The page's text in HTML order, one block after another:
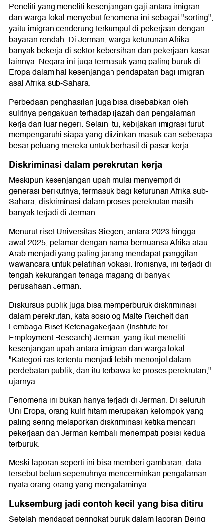
Peneliti yang meneliti kesenjangan gaji antara imigran
dan warga lokal menyebut fenomena ini sebagai "sorting",
yaitu imigran cenderung terkumpul di pekerjaan dengan
bayaran rendah. Di Jerman, warga keturunan Afrika
banyak bekerja di sektor kebersihan dan pekerjaan kasar
lainnya. Negara ini juga termasuk yang paling buruk di
Eropa dalam hal kesenjangan pendapatan bagi imigran
asal Afrika sub-Sahara.
Perbedaan penghasilan juga bisa disebabkan oleh
sulitnya pengakuan terhadap ijazah dan pengalaman
kerja dari luar negeri. Selain itu, kebijakan imigrasi turut
mempengaruhi siapa yang diizinkan masuk dan seberapa
besar peluang mereka untuk berhasil di pasar kerja.
Diskriminasi dalam perekrutan kerja
Meskipun kesenjangan upah mulai menyempit di
generasi berikutnya, termasuk bagi keturunan Afrika sub-
Sahara, diskriminasi dalam proses perekrutan masih
banyak terjadi di Jerman.
Menurut riset Universitas Siegen, antara 2023 hingga
awal 2025, pelamar dengan nama bernuansa Afrika atau
Arab menjadi yang paling jarang mendapat panggilan
wawancara untuk pelatihan vokasi. Ironisnya, ini terjadi di
tengah kekurangan tenaga magang di banyak
perusahaan Jerman.
Diskursus publik juga bisa memperburuk diskriminasi
dalam perekrutan, kata sosiolog Malte Reichelt dari
Lembaga Riset Ketenagakerjaan (Institute for
Employment Research) Jerman, yang ikut meneliti
kesenjangan upah antara imigran dan warga lokal.
"Kategori ras tertentu menjadi lebih menonjol dalam
perdebatan publik, dan itu terbawa ke proses perekrutan,"
ujarnya.
Fenomena ini bukan hanya terjadi di Jerman. Di seluruh
Uni Eropa, orang kulit hitam merupakan kelompok yang
paling sering melaporkan diskriminasi ketika mencari
pekerjaan dan Jerman kembali menempati posisi kedua
terburuk.
Meski laporan seperti ini bisa memberi gambaran, data
tersebut belum sepenuhnya mencerminkan pengalaman
nyata orang-orang yang mengalaminya.
Luksemburg jadi contoh kecil yang bisa ditiru
Setelah mendapat peringkat buruk dalam laporan Being